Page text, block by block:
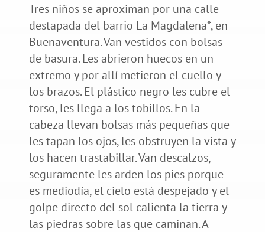
Tres niños se aproximan por una calle
destapada del barrio La Magdalena*, en
Buenaventura. Van vestidos con bolsas
de basura. Les abrieron huecos en un
extremo y por allí metieron el cuello y
los brazos. El plástico negro les cubre el
torso, les llega a los tobillos. En la
cabeza llevan bolsas más pequeñas que
les tapan los ojos, les obstruyen la vista y
los hacen trastabillar. Van descalzos,
seguramente les arden los pies porque
es mediodía, el cielo está despejado y el
golpe directo del sol calienta la tierra y
las piedras sobre las que caminan. A